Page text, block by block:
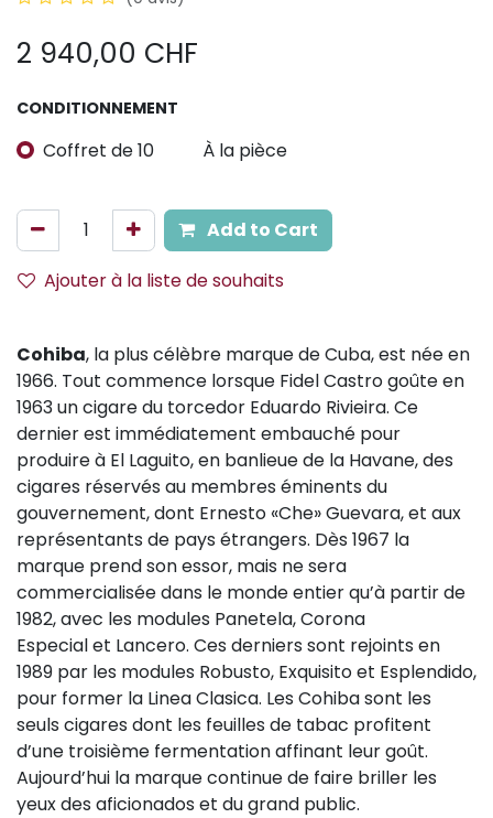
2 940,00 CHF
CONDITIONNEMENT
Coffret de 10 À la pièce
Add to Cart
Ajouter à la liste de souhaits
Cohiba, la plus célèbre marque de Cuba, est née en
1966. Tout commence lorsque Fidel Castro goûte en
1963 un cigare du torcedor Eduardo Rivieira. Ce
dernier est immédiatement embauché pour
produire à El Laguito, en banlieue de la Havane, des
cigares réservés au membres éminents du
gouvernement, dont Ernesto «Che» Guevara, et aux
représentants de pays étrangers. Dès 1967 la
marque prend son essor, mais ne sera
commercialisée dans le monde entier qu’à partir de
1982, avec les modules Panetela, Corona
Especial et Lancero. Ces derniers sont rejoints en
1989 par les modules Robusto, Exquisito et Esplendido,
pour former la Linea Clasica. Les Cohiba sont les
seuls cigares dont les feuilles de tabac profitent
d’une troisième fermentation affinant leur goût.
Aujourd’hui la marque continue de faire briller les
yeux des aficionados et du grand public.